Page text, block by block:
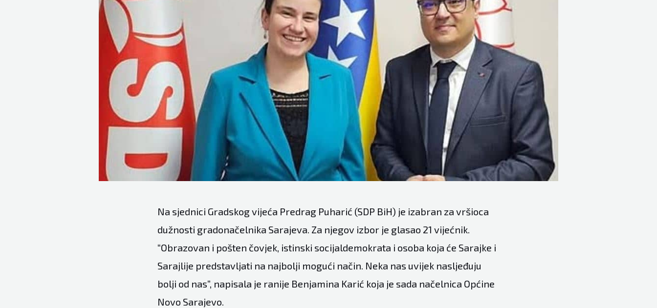
Na sjednici Gradskog vijeća Predrag Puharić (SDP BiH) je izabran za vršioca
dužnosti gradonačelnika Sarajeva. Za njegov izbor je glasao 21 vijećnik.
“Obrazovan i pošten čovjek, istinski socijaldemokrata i osoba koja će Sarajke i
Sarajlije predstavljati na najbolji mogući način. Neka nas uvijek nasljeđuju
bolji od nas”, napisala je ranije Benjamina Karić koja je sada načelnica Općine
Novo Sarajevo.